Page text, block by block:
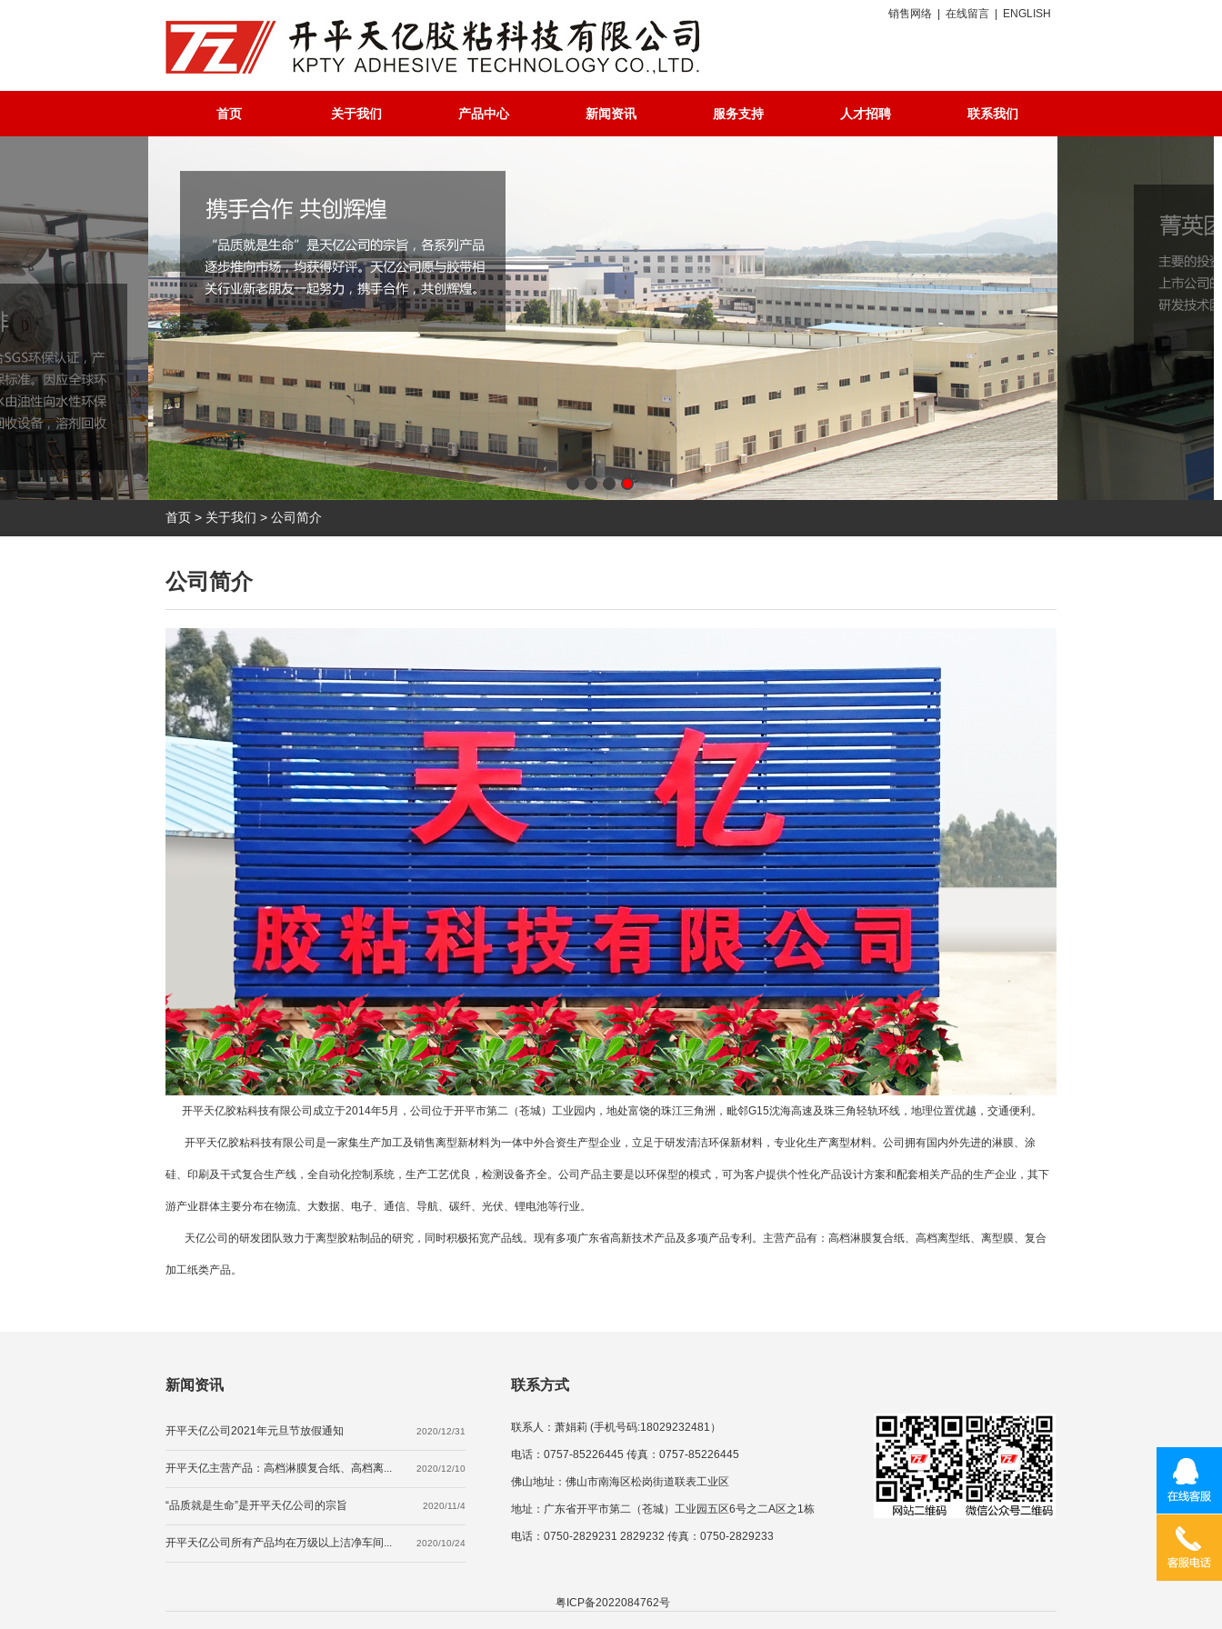
销售网络 在线留言 ENGLISH
首页 关于我们 产品中心 新闻资讯 服务支持 人才招聘 联系我们
首页 > 关于我们 > 公司简介
公司简介
开平天亿胶粘科技有限公司成立于2014年5月，公司位于开平市第二（苍城）工业园内，地处富饶的珠江三角洲，毗邻G15沈海高速及珠三角轻轨环线，地理位置优越，交通便利。
开平天亿胶粘科技有限公司是一家集生产加工及销售离型新材料为一体中外合资生产型企业，立足于研发清洁环保新材料，专业化生产离型材料。公司拥有国内外先进的淋膜、涂
硅、印刷及干式复合生产线，全自动化控制系统，生产工艺优良，检测设备齐全。公司产品主要是以环保型的模式，可为客户提供个性化产品设计方案和配套相关产品的生产企业，其下
游产业群体主要分布在物流、大数据、电子、通信、导航、碳纤、光伏、锂电池等行业。
天亿公司的研发团队致力于离型胶粘制品的研究，同时积极拓宽产品线。现有多项广东省高新技术产品及多项产品专利。主营产品有：高档淋膜复合纸、高档离型纸、离型膜、复合
加工纸类产品。
新闻资讯 联系方式
开平天亿公司2021年元旦节放假通知 2020/12/31
开平天亿主营产品：高档淋膜复合纸、高档离... 2020/12/10
“品质就是生命”是开平天亿公司的宗旨 2020/11/4
开平天亿公司所有产品均在万级以上洁净车间... 2020/10/24
联系人：萧娟莉 (手机号码:18029232481）
电话：0757-85226445 传真：0757-85226445
佛山地址：佛山市南海区松岗街道联表工业区
地址：广东省开平市第二（苍城）工业园五区6号之二A区之1栋
电话：0750-2829231 2829232 传真：0750-2829233
粤ICP备2022084762号